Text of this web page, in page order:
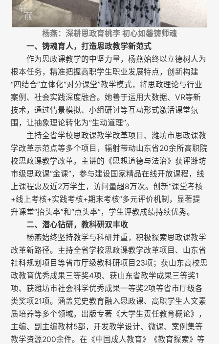
杨燕：深耕思政育桃李 初心如磐铸师魂
一、铸魂育人，打造思政教学新范式
作为思政课教学的中坚力量，杨燕始终以立德树人为
根本任务，精准把握高职学生职业发展特点，创新构建
“四结合”立体化“对分课堂”教学模式，将思政理论与行业
案例、社会实践深度融合。她善于运用大数据、VR等新
技术，通过情景模拟、小组研讨等互动形式激活课堂氛
围，让抽象理论转化为“生动道理”。
主持全省学校思政课教学改革项目、潍坊市思政课教
学改革示范点等多个项目，辐射带动山东省20余所高职院
校思政课教学改革。主讲的《思想道德与法治》获评潍坊
市级思政课“金课”，参与建设国家精品在线开放课程，线
上课程惠及近2万学生，访问量超8万次。创新“课堂考核
+线上考核+实践考核+期末考核”多元评价机制，显著提
升课堂“抬头率”和“点头率”，学生评教成绩持续优秀。
二、潜心钻研，教科研双丰收
杨燕始终坚持教学与科研并重，积极探索思政课教学
改革新路径。主持全省学校思政课教学改革项目、山东省
社科规划项目等省市厅级教科研项目23项；获山东高校思
政教育优秀成果三等奖4项、获山东省教学成果三等奖1
项、获潍坊市社会科学优秀成果一等奖2项等省市厅级各
类奖项21项。涵盖党史教育融入思政课、高职学生人文素
质培养等多个领域。出版专著《大学生责任教育概论》，
主编、副主编教材5部，开发教学设计、微课、案例集等
教学资源200余件。在《中国成人教育》《教育探索》等